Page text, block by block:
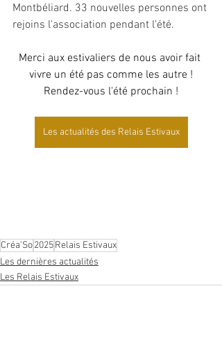
Montbéliard. 33 nouvelles personnes ont
rejoins l'association pendant l'été.
Merci aux estivaliers de nous avoir fait
vivre un été pas comme les autre !
Rendez-vous l'été prochain !
Les actualités des Relais Estivaux
Créa'So2025Relais Estivaux
Les dernières actualités
Les Relais Estivaux